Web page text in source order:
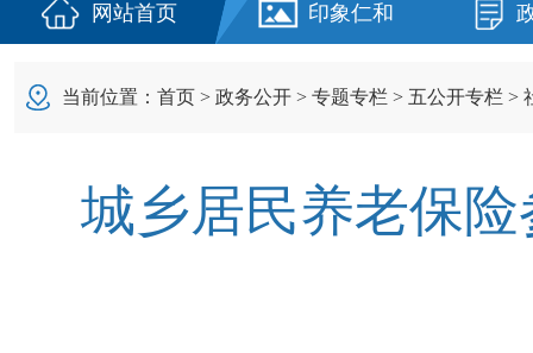
网站首页 印象仁和
当前位置： 首页 > 政务公开 > 专题专栏 > 五公开专栏 >
城乡居民养老保